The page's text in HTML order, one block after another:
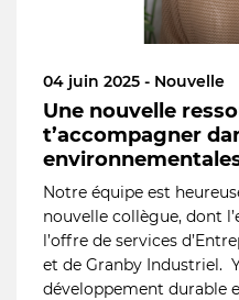
04 juin 2025 - Nouvelle
Une nouvelle
t’accompagner
Notre équipe est
nouvelle collègue, dont
l’offre de services
et de Granby Industriel.
développement durable